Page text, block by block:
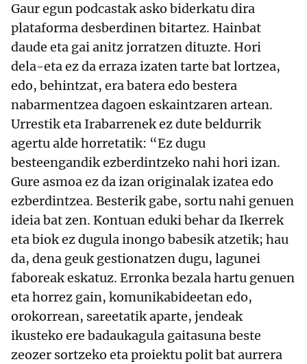
Gaur egun podcastak asko biderkatu dira
plataforma desberdinen bitartez. Hainbat
daude eta gai anitz jorratzen dituzte. Hori
dela-eta ez da erraza izaten tarte bat lortzea,
edo, behintzat, era batera edo bestera
nabarmentzea dagoen eskaintzaren artean.
Urrestik eta Irabarrenek ez dute beldurrik
agertu alde horretatik: “Ez dugu
besteengandik ezberdintzeko nahi hori izan.
Gure asmoa ez da izan originalak izatea edo
ezberdintzea. Besterik gabe, sortu nahi genuen
ideia bat zen. Kontuan eduki behar da Ikerrek
eta biok ez dugula inongo babesik atzetik; hau
da, dena geuk gestionatzen dugu, lagunei
faboreak eskatuz. Erronka bezala hartu genuen
eta horrez gain, komunikabideetan edo,
orokorrean, sareetatik aparte, jendeak
ikusteko ere badaukagula gaitasuna beste
zeozer sortzeko eta proiektu polit bat aurrera